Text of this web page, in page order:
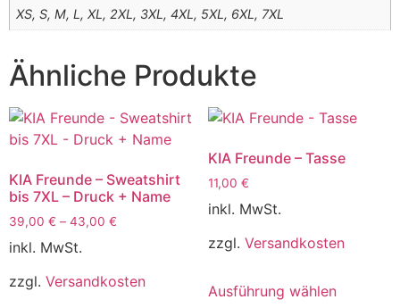
XS, S, M, L, XL, 2XL, 3XL, 4XL, 5XL, 6XL, 7XL
Ähnliche Produkte
KIA Freunde – Sweatshirt
bis 7XL – Druck + Name
39,00 € – 43,00 €
inkl. MwSt.
zzgl. Versandkosten
KIA Freunde – Tasse
11,00 €
inkl. MwSt.
zzgl. Versandkosten
Ausführung wählen